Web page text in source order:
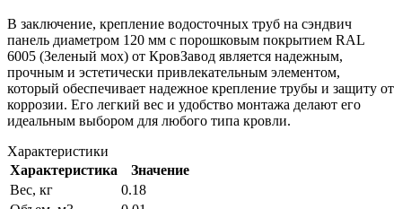
В заключение, крепление водосточных труб на сэндвич
панель диаметром 120 мм с порошковым покрытием RAL
6005 (Зеленый мох) от КровЗавод является надежным,
прочным и эстетически привлекательным элементом,
который обеспечивает надежное крепление трубы и защиту от
коррозии. Его легкий вес и удобство монтажа делают его
идеальным выбором для любого типа кровли.
Характеристики
Характеристика
Значение
Вес, кг
0.18